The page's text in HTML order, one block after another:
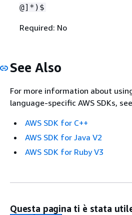
@]*)$
Required: No
See Also
For more information about
language-specific AWS SDKs,
AWS SDK for C++
AWS SDK for Java V2
AWS SDK for Ruby V3
Questa pagina ti è stata